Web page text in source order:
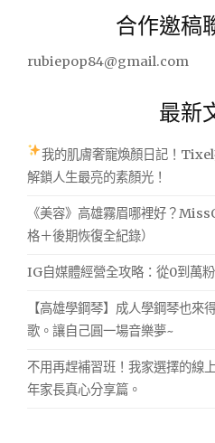
合作邀稿
rubiepop84@gmail.com
最新
我的肌膚奢寵煥顏日記！
解鎖人生最亮的素顏光！
《美容》高雄霧眉哪裡好？
格＋後期恢復全紀錄）
IG自媒體經營全攻略：從0到萬
【高雄學鋼琴】成人學鋼琴也來
歌。讓自己圓一場音樂夢~
不用再趕補習班！我家選擇的線
年家長真心分享篇。